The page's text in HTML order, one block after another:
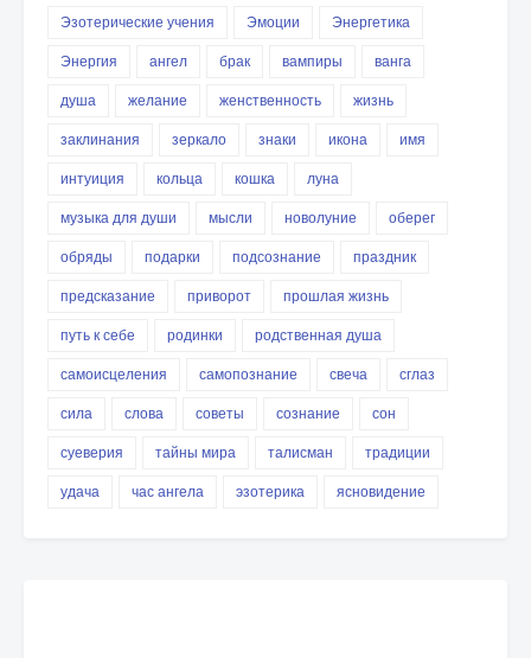
Эзотерические учения
Эмоции
Энергетика
Энергия
ангел брак вампиры
ванга
душа
желание женственность
жизнь
заклинания
зеркало знаки икона
имя
интуиция
кольца кошка
луна
музыка для души
мысли новолуние
оберег
обряды
подарки подсознание
праздник
предсказание
приворот
прошлая жизнь
путь к себе
родинки
родственная душа
самоисцеления
самопознание свеча
сглаз
сила
слова советы сознание
сон
суеверия
тайны мира талисман
традиции
удача
час ангела эзотерика ясновидение